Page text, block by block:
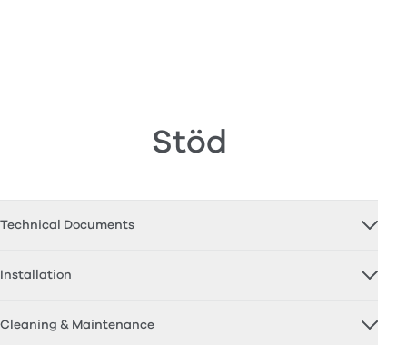
Stöd
Technical Documents
Installation
Cleaning & Maintenance